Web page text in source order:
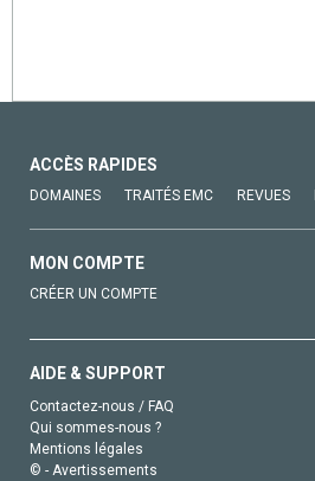
ACCÈS RAPIDES
DOMAINES TRAITÉS EMC REVUES
MON COMPTE
CRÉER UN COMPTE
AIDE & SUPPORT
Contactez-nous / FAQ
Qui sommes-nous ?
Mentions légales
© - Avertissements